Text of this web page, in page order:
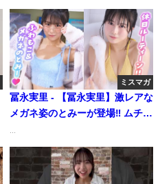
うみ】さんより
ミスマガ
冨永実里 - 【冨永実里】激レアな
メガネ姿のとみーが登場‼︎ ムチャ
【ヤンマガWeb】 (Nov 13,
2025) | ミスマガTVさんより
...